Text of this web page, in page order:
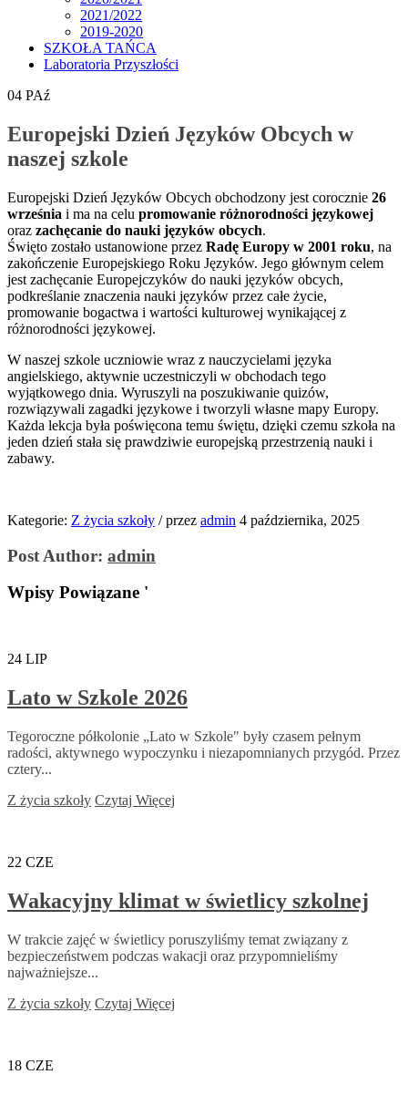
2021/2022
2019-2020
SZKOŁA TAŃCA
Laboratoria Przyszłości
04 PAź
Europejski Dzień Języków Obcych w
naszej szkole
Europejski Dzień Języków Obcych obchodzony jest corocznie 26
września i ma na celu promowanie różnorodności językowej
oraz zachęcanie do nauki języków obcych.
Święto zostało ustanowione przez Radę Europy w 2001 roku, na
zakończenie Europejskiego Roku Języków. Jego głównym celem
jest zachęcanie Europejczyków do nauki języków obcych,
podkreślanie znaczenia nauki języków przez całe życie,
promowanie bogactwa i wartości kulturowej wynikającej z
różnorodności językowej.
W naszej szkole uczniowie wraz z nauczycielami języka
angielskiego, aktywnie uczestniczyli w obchodach tego
wyjątkowego dnia. Wyruszyli na poszukiwanie quizów,
rozwiązywali zagadki językowe i tworzyli własne mapy Europy.
Każda lekcja była poświęcona temu świętu, dzięki czemu szkoła na
jeden dzień stała się prawdziwie europejską przestrzenią nauki i
zabawy.
Kategorie: Z życia szkoły /przez admin 4 października, 2025
Post Author: admin
Wpisy Powiązane '
24 LIP
Lato w Szkole 2026
Tegoroczne półkolonie „Lato w Szkole" były czasem pełnym
radości, aktywnego wypoczynku i niezapomnianych przygód. Przez
cztery...
Z życia szkoły Czytaj Więcej
22 CZE
Wakacyjny klimat w świetlicy szkolnej
W trakcie zajęć w świetlicy poruszyliśmy temat związany z
bezpieczeństwem podczas wakacji oraz przypomnieliśmy
najważniejsze...
Z życia szkoły Czytaj Więcej
18 CZE